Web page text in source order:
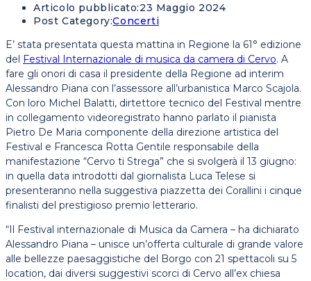
Articolo pubblicato:23 Maggio 2024
Post Category:Concerti
E’ stata presentata questa mattina in Regione la 61° edizione
del Festival Internazionale di musica da camera di Cervo. A
fare gli onori di casa il presidente della Regione ad interim
Alessandro Piana con l’assessore all’urbanistica Marco Scajola.
Con loro Michel Balatti, dirtettore tecnico del Festival mentre
in collegamento videoregistrato hanno parlato il pianista
Pietro De Maria componente della direzione artistica del
Festival e Francesca Rotta Gentile responsabile della
manifestazione “Cervo ti Strega” che si svolgerà il 13 giugno:
in quella data introdotti dal giornalista Luca Telese si
presenteranno nella suggestiva piazzetta dei Corallini i cinque
finalisti del prestigioso premio letterario.
“Il Festival internazionale di Musica da Camera – ha dichiarato
Alessandro Piana – unisce un’offerta culturale di grande valore
alle bellezze paesaggistiche del Borgo con 21 spettacoli su 5
location, dai diversi suggestivi scorci di Cervo all’ex chiesa